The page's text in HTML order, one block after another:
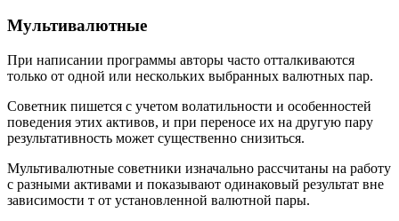
Мультивалютные
При написании программы авторы часто отталкиваются
только от одной или нескольких выбранных валютных пар.
Советник пишется с учетом волатильности и особенностей
поведения этих активов, и при переносе их на другую пару
результативность может существенно снизиться.
Мультивалютные советники изначально рассчитаны на работу
с разными активами и показывают одинаковый результат вне
зависимости т от установленной валютной пары.